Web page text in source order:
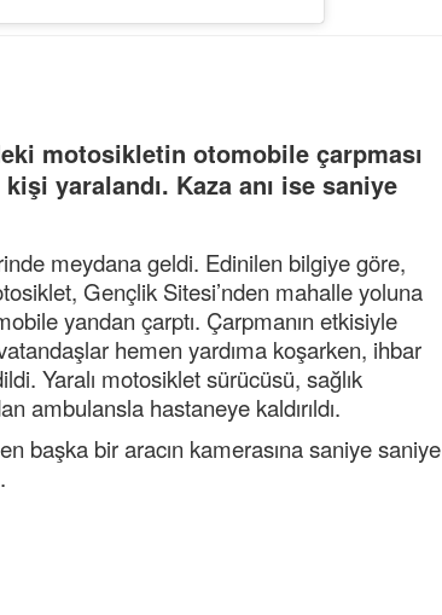
motosikletin otomobile çarpması
yaralandı. Kaza anı ise saniye
meydana geldi. Edinilen bilgiye göre,
Gençlik Sitesi’nden mahalle yoluna
yandan çarptı. Çarpmanın etkisiyle
hemen yardıma koşarken, ihbar
Yaralı motosiklet sürücüsü, sağlık
ambulansla hastaneye kaldırıldı.
başka bir aracın kamerasına saniye saniye